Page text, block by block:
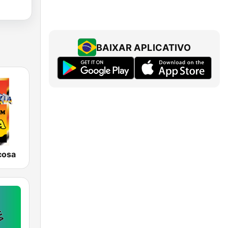
BAIXAR APLICATIVO